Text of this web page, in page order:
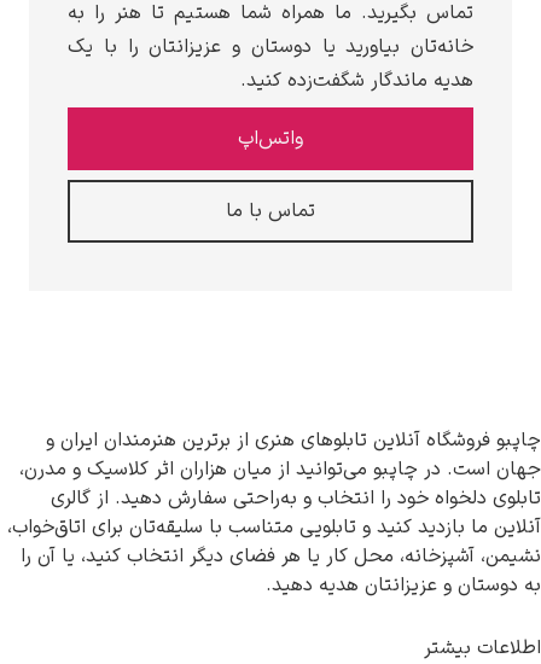
تماس بگیرید. ما همراه شما هستیم تا هنر را به
خانه‌تان بیاورید یا دوستان و عزیزانتان را با یک
هدیه ماندگار شگفت‌زده کنید.
واتس‌اپ
تماس با ما
فروشگاه آنلاین تابلوهای هنری از برترین هنرمندان ایران و
در چاپبو می‌توانید از میان هزاران اثر کلاسیک و مدرن،
دلخواه خود را انتخاب و به‌راحتی سفارش دهید. از گالری
ما بازدید کنید و تابلویی متناسب با سلیقه‌تان برای اتاق‌خواب،
آشپزخانه، محل کار یا هر فضای دیگر انتخاب کنید، یا آن را
و عزیزانتان هدیه دهید.
بیشتر